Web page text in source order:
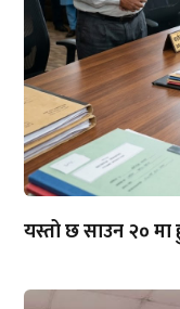
यस्तो छ साउन २० मा